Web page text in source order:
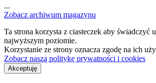
...
Zobacz archiwum magazynu
Ta strona korzysta z ciasteczek aby świadczyć
najwyższym poziomie.
Korzystanie ze strony oznacza zgodę na ich
Zobacz naszą politykę prywatności i cookies
Akceptuję